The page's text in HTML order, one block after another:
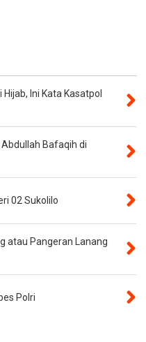
Ini Kata Kasatpol
Bafaqih di
02 Sukolilo
atau Pangeran Lanang
Polri